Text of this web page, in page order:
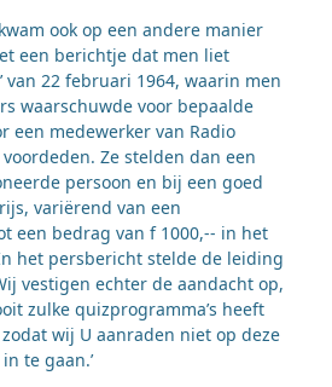
ook op een andere manier
een berichtje dat men liet
van 22 februari 1964, waarin men
waarschuwde voor bepaalde
een medewerker van Radio
Ze stelden dan een
persoon en bij een goed
variërend van een
een bedrag van f 1000,-- in het
het persbericht stelde de leiding
vestigen echter de aandacht op,
zulke quizprogramma’s heeft
wij U aanraden niet op deze
te gaan.’